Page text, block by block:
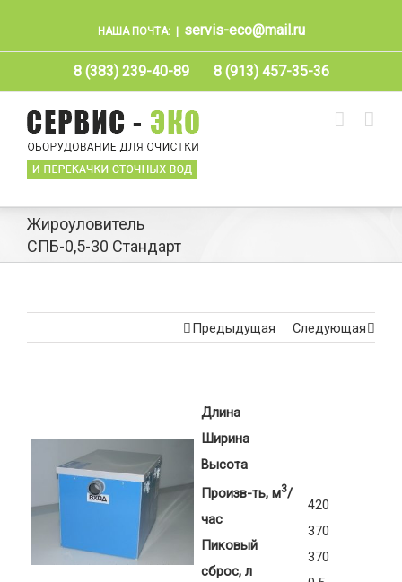
НАША ПОЧТА: servis-eco@mail.ru
8 (383) 239-40-89 8 (913) 457-35-36
Жироуловитель
СПБ-0,5-30 Стандарт
Предыдущая Следующая
Длина
Ширина
Высота
Произв-ть, м3/
час
Пиковый
сброс, л
420
370
370